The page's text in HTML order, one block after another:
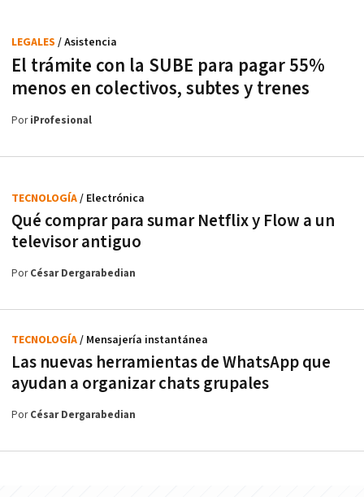
El trámite con la SUBE para pagar 55%
menos en colectivos, subtes y trenes
LEGALES / Asistencia
PoriProfesional
Qué comprar para sumar Netflix y Flow a un
televisor antiguo
TECNOLOGÍA/ Electrónica
PorCésar Dergarabedian
Las nuevas herramientas de WhatsApp que
ayudan a organizar chats grupales
TECNOLOGÍA/ Mensajería instantánea
PorCésar Dergarabedian